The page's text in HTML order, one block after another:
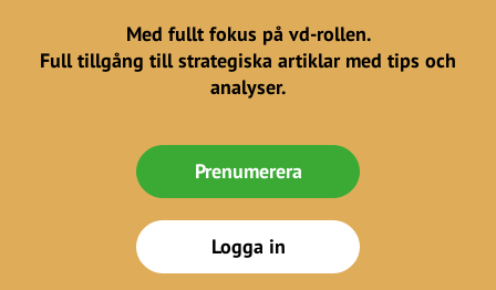
Med fullt fokus på vd-rollen.
Full tillgång till strategiska artiklar med tips och
analyser.
Prenumerera
Logga in